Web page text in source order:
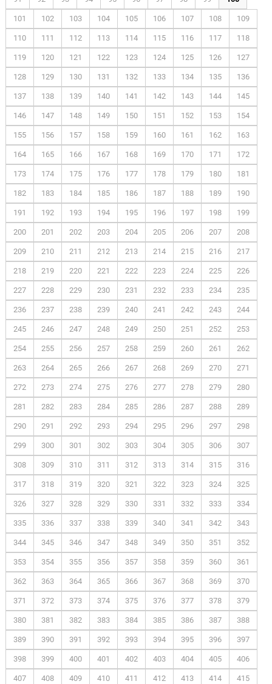
101 102 103 104 105 106 107 108 109
110 111 112 113 114 115 116 117 118
119 120 121 122 123 124 125 126 127
128 129 130 131 132 133 134 135 136
137 138 139 140 141 142 143 144 145
146 147 148 149 150 151 152 153 154
155 156 157 158 159 160 161 162 163
164 165 166 167 168 169 170 171 172
173 174 175 176 177 178 179 180 181
182 183 184 185 186 187 188 189 190
191 192 193 194 195 196 197 198 199
200 201 202 203 204 205 206 207 208
209 210 211 212 213 214 215 216 217
218 219 220 221 222 223 224 225 226
227 228 229 230 231 232 233 234 235
236 237 238 239 240 241 242 243 244
245 246 247 248 249 250 251 252 253
254 255 256 257 258 259 260 261 262
263 264 265 266 267 268 269 270 271
272 273 274 275 276 277 278 279 280
281 282 283 284 285 286 287 288 289
290 291 292 293 294 295 296 297 298
299 300 301 302 303 304 305 306 307
308 309 310 311 312 313 314 315 316
317 318 319 320 321 322 323 324 325
326 327 328 329 330 331 332 333 334
335 336 337 338 339 340 341 342 343
344 345 346 347 348 349 350 351 352
353 354 355 356 357 358 359 360 361
362 363 364 365 366 367 368 369 370
371 372 373 374 375 376 377 378 379
380 381 382 383 384 385 386 387 388
389 390 391 392 393 394 395 396 397
398 399 400 401 402 403 404 405 406
407 408 409 410 411 412 413 414 415